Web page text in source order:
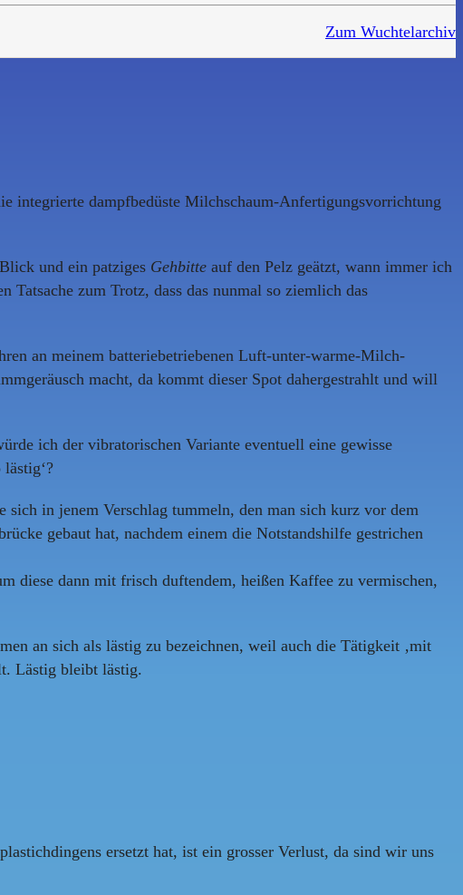
Zum Wuchtelarchiv
integrierte dampfbedüste Milchschaum-Anfertigungsvorrichtung
und ein patziges Gehbitte auf den Pelz geätzt, wann immer ich
zum Trotz, dass das nunmal so ziemlich das
an meinem batteriebetriebenen Luft-unter-warme-Milch-
macht, da kommt dieser Spot dahergestrahlt und will
ich der vibratorischen Variante eventuell eine gewisse
in jenem Verschlag tummeln, den man sich kurz vor dem
gebaut hat, nachdem einem die Notstandshilfe gestrichen
diese dann mit frisch duftendem, heißen Kaffee zu vermischen,
an sich als lästig zu bezeichnen, weil auch die Tätigkeit ‚mit
Lästig bleibt lästig.
ersetzt hat, ist ein grosser Verlust, da sind wir uns